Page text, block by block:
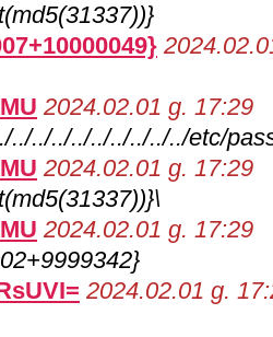
2024.02.01 g. 17:29
../../../../../../../../../etc/
2024.02.01 g. 17:29
2024.02.01 g. 17:29
2024.02.01 g.